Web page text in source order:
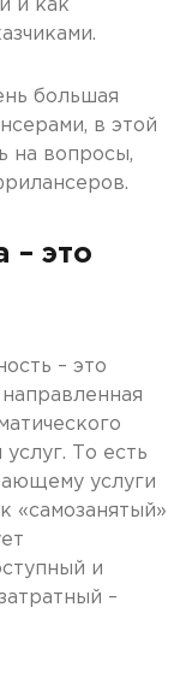
и как
большая
в этой
на вопросы,
– это
– это
То есть
услуги
«самозанятый»
и
–